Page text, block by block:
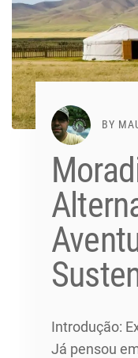
BY
Introdução:
Já pensou